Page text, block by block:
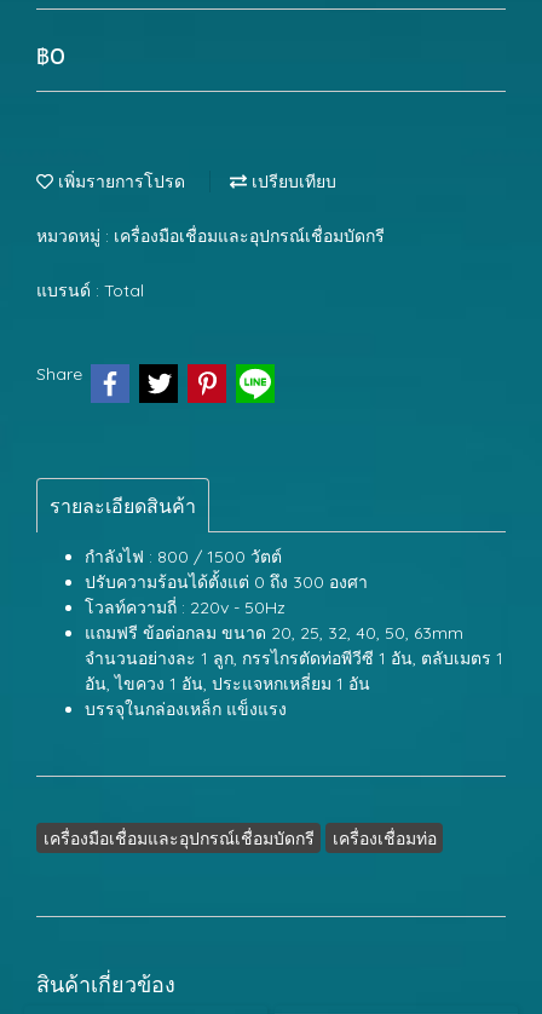
฿0
เพิ่มรายการโปรด เปรียบเทียบ
หมวดหมู่ : เครื่องมือเชื่อมและอุปกรณ์เชื่อมบัดกรี
แบรนด์ : Total
Share
รายละเอียดสินค้า
กำลังไฟ : 800 / 1500 วัตต์
ปรับความร้อนได้ตั้งแต่ 0 ถึง 300 องศา
โวลท์ความถี่ : 220v - 50Hz
แถมฟรี ข้อต่อกลม ขนาด 20, 25, 32, 40, 50, 63mm
จำนวนอย่างละ 1 ลูก, กรรไกรตัดท่อพีวีซี 1 อัน, ตลับเมตร 1
อัน, ไขควง 1 อัน, ประแจหกเหลี่ยม 1 อัน
บรรจุในกล่องเหล็ก แข็งแรง
เครื่องมือเชื่อมและอุปกรณ์เชื่อมบัดกรี เครื่องเชื่อมท่อ
สินค้าเกี่ยวข้อง